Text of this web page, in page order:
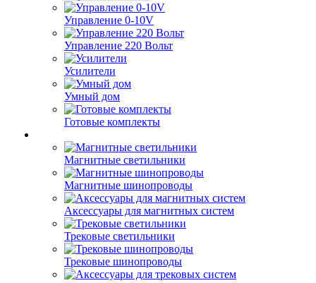
Управление 0-10V
Управление 220 Вольт
Усилители
Умный дом
Готовые комплекты
Магнитные светильники
Магнитные шинопроводы
Аксессуары для магнитных систем
Трековые светильники
Трековые шинопроводы